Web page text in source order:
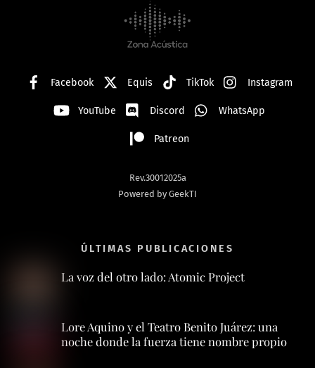
To
Top
Facebook Equis TikTok Instagram
YouTube Discord WhatsApp
Patreon
Rev.30012025a
Powered by GeekTI
ÚLTIMAS PUBLICACIONES
La voz del otro lado: Atomic Project
Lore Aquino y el Teatro Benito Juárez: una
noche donde la fuerza tiene nombre propio